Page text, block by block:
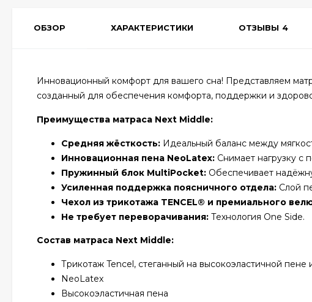
ОБЗОР ХАРАКТЕРИСТИКИ ОТЗЫВЫ 4
Инновационный комфорт для вашего сна! Представляем
созданный для обеспечения комфорта, поддержки и
Преимущества матраса Next Middle:
Средняя жёсткость: Идеальный баланс между
Инновационная пена NeoLatex: Снимает нагрузку с
Пружинный блок MultiPocket: Обеспечивает
Усиленная поддержка поясничного отдела: Слой
Чехол из трикотажа TENCEL® и премиального
Не требует переворачивания: Технология One Side.
Состав матраса Next Middle:
Трикотаж Tencel, стеганный на высокоэластичной пене
NeoLatex
Высокоэластичная пена